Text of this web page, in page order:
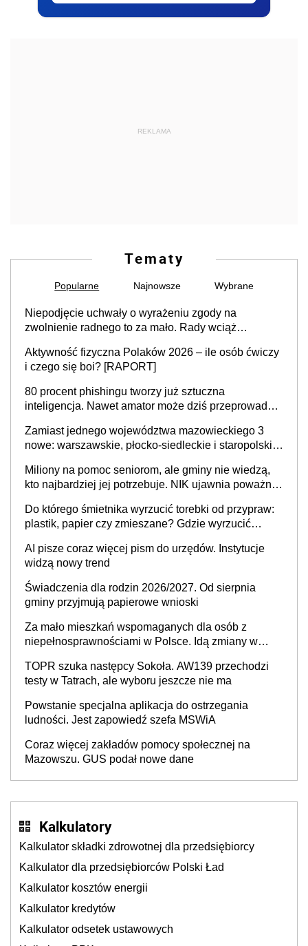
REKLAMA
Tematy
Popularne Najnowsze Wybrane
Niepodjęcie uchwały o wyrażeniu zgody na
zwolnienie radnego to za mało. Rady wciąż
sprawy
Aktywność fizyczna Polaków 2026 – ile osób ćwiczy
i czego się boi? [RAPORT]
80 procent phishingu tworzy już sztuczna
inteligencja. Nawet amator może dziś przeprowadzić
Zamiast jednego województwa mazowieckiego 3
nowe: warszawskie, płocko-siedleckie i staropolskie.
stołecznych
Miliony na pomoc seniorom, ale gminy nie wiedzą,
kto najbardziej jej potrzebuje. NIK ujawnia poważną
Do którego śmietnika wyrzucić torebki od przypraw:
plastik, papier czy zmieszane? Gdzie wyrzucić
AI pisze coraz więcej pism do urzędów. Instytucje
widzą nowy trend
Świadczenia dla rodzin 2026/2027. Od sierpnia
gminy przyjmują papierowe wnioski
Za mało mieszkań wspomaganych dla osób z
niepełnosprawnościami w Polsce. Idą zmiany w
TOPR szuka następcy Sokoła. AW139 przechodzi
testy w Tatrach, ale wyboru jeszcze nie ma
Powstanie specjalna aplikacja do ostrzegania
ludności. Jest zapowiedź szefa MSWiA
Coraz więcej zakładów pomocy społecznej na
Mazowszu. GUS podał nowe dane
Kalkulatory
Kalkulator składki zdrowotnej dla przedsiębiorcy
Kalkulator dla przedsiębiorców Polski Ład
Kalkulator kosztów energii
Kalkulator kredytów
Kalkulator odsetek ustawowych